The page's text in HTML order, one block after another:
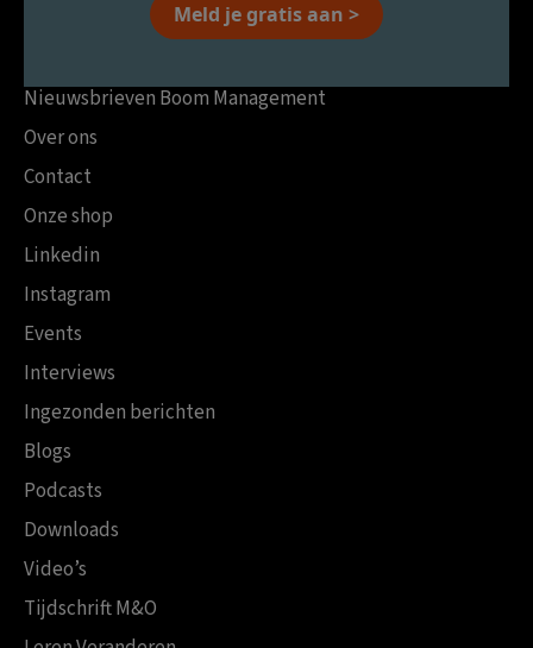
Meld je gratis aan >
Nieuwsbrieven Boom Management
Over ons
Contact
Onze shop
Linkedin
Instagram
Events
Interviews
Ingezonden berichten
Blogs
Podcasts
Downloads
Video’s
Tijdschrift M&O